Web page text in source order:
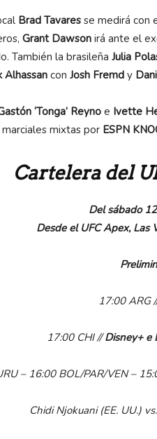
Brad Tavares se medirá con
Grant Dawson irá ante el
También la brasileña Julia
Alhassan con Josh Fremd y
‘Tonga’ Reyno e Ivette
mixtas por ESPN
Cartelera del
Del sábado
Desde el UFC Apex, Las
17:00 ARG
17:00 CHI //Disney+ e
–16:00 BOL/PAR/VEN–
Chidi Njokuani (EE. UU.)